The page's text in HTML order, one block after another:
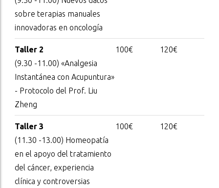
sobre terapias manuales
innovadoras en oncología
Taller 2
(9.30 -11.00) «Analgesia
Instantánea con Acupuntura»
- Protocolo del Prof. Liu
Zheng
100€ 120€
Taller 3
(11.30 -13.00) Homeopatía
en el apoyo del tratamiento
del cáncer, experiencia
clínica y controversias
100€ 120€